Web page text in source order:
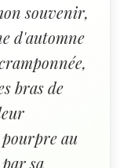
souvenir,
d'automne
bras de
au
sa